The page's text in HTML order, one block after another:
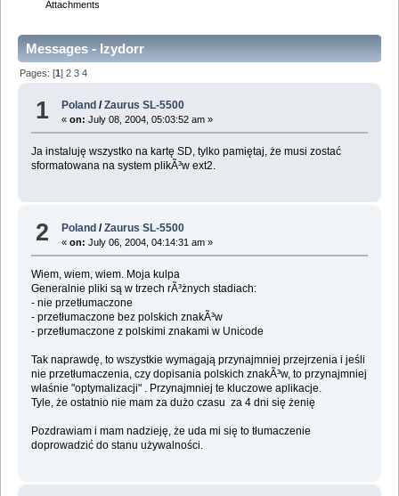
Attachments
Messages - Izydorr
Pages: [1]2 3 4
1 Poland /Zaurus SL-5500
«on: July 08, 2004, 05:03:52 am »
Ja instaluję wszystko na kartę SD, tylko pamiętaj, że musi zostać
sformatowana na system plikÃ³w ext2.
2 Poland /Zaurus SL-5500
«on: July 06, 2004, 04:14:31 am »
Wiem, wiem, wiem. Moja kulpa
Generalnie pliki są w trzech rÃ³żnych stadiach:
- nie przetłumaczone
- przetłumaczone bez polskich znakÃ³w
- przetłumaczone z polskimi znakami w Unicode
Tak naprawdę, to wszystkie wymagają przynajmniej przejrzenia i jeśli
nie przetłumaczenia, czy dopisania polskich znakÃ³w, to przynajmniej
właśnie "optymalizacji" . Przynajmniej te kluczowe aplikacje.
Tyle, że ostatnio nie mam za dużo czasu za 4 dni się żenię
Pozdrawiam i mam nadzieję, że uda mi się to tłumaczenie
doprowadzić do stanu używalności.